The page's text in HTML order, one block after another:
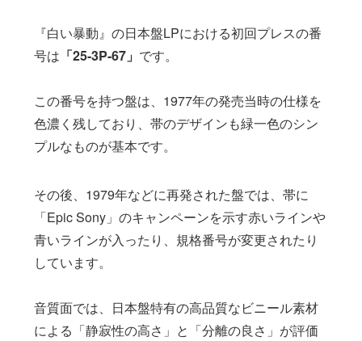
『白い暴動』の日本盤LPにおける初回プレスの番
号は 「25-3P-67」 です。
この番号を持つ盤は、1977年の発売当時の仕様を
色濃く残しており、帯のデザインも緑一色のシン
プルなものが基本です。
その後、1979年などに再発された盤では、帯に
「Epic Sony」のキャンペーンを示す赤いラインや
青いラインが入ったり、規格番号が変更されたり
しています。
音質面では、日本盤特有の高品質なビニール素材
による「静寂性の高さ」と「分離の良さ」が評価